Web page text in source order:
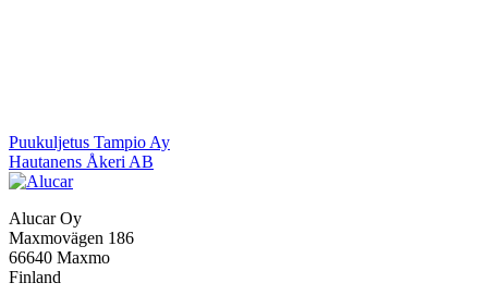
Inläggsnavigering
Puukuljetus Tampio Ay
Hautanens Åkeri AB
Alucar Oy
Maxmovägen 186
66640 Maxmo
Finland